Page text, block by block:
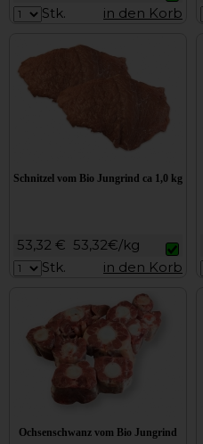
Stk.
in den Korb
Schnitzel vom Bio Jungrind ca 1,0 kg
53,32 € 53,32€/kg
Stk.
in den Korb
Ochsenschwanz vom Bio Jungrind